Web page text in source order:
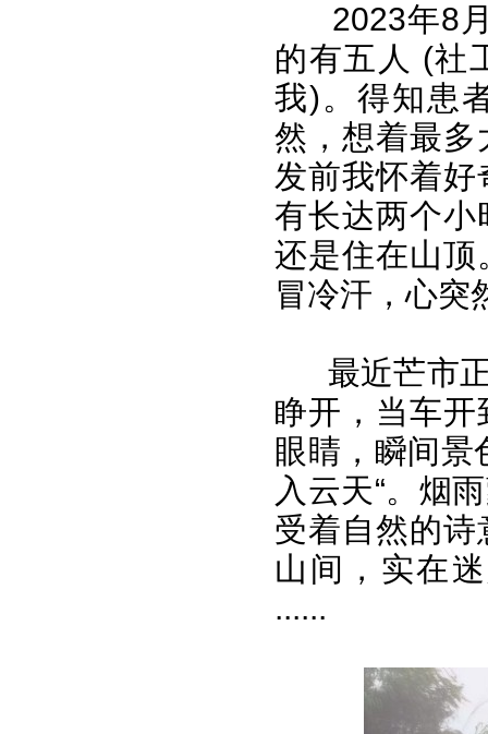
2023年8
的有五人 (社
我)。得知患
然，想着最
发前我怀着
有长达两个
还是住在山
冒冷汗，心突
最近芒市
睁开，当车
眼睛，瞬间景
入云天“。烟
受着自然的
山间，实在
......